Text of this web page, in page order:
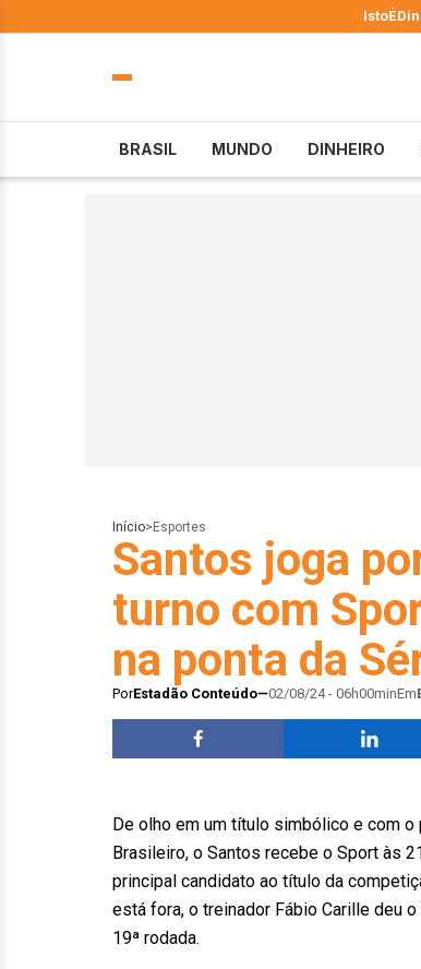
IstoÉ
BRASIL MUNDO DINHEIRO
Início> Esportes
Santos joga
turno com
na ponta da
PorEstadão Conteúdo 02/08/24 - 06h00minEm
De olho em um título simbólico e com
Brasileiro, o Santos recebe o Sport às
principal candidato ao título da
está fora, o treinador Fábio Carille deu
19ª rodada.